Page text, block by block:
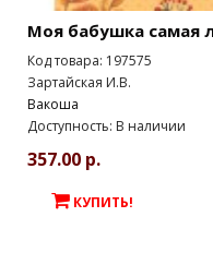
Моя бабушка самая
Код товара: 197575
Зартайская И.В.
Вакоша
Доступность: В наличии
357.00 р.
КУПИТЬ!